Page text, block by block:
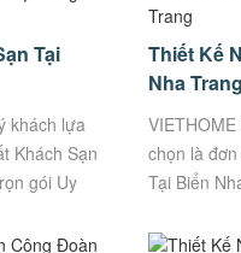
Tại
khách lựa
Khách Sạn
gói Uy
Thiết Kế
Nha Trang
chọn là
Tại Biển
๏...